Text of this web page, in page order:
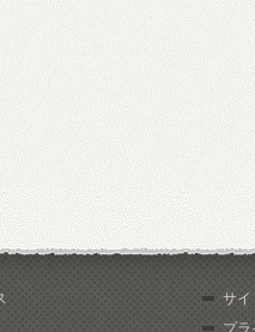
サイ
プラ